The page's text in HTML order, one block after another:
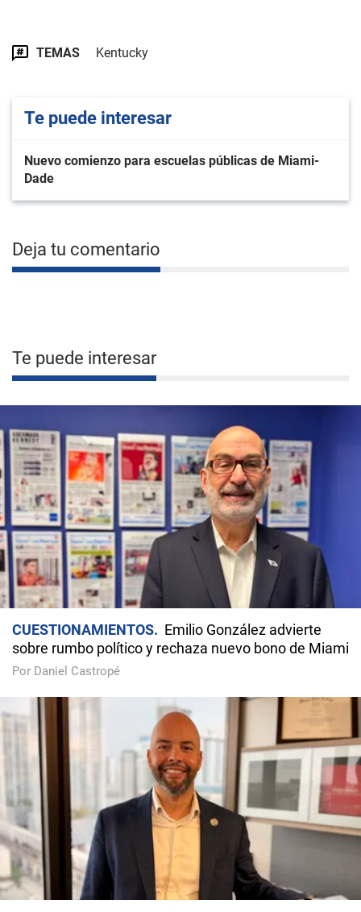
TEMAS Kentucky
Te puede interesar
Nuevo comienzo para escuelas públicas de Miami-
Dade
Deja tu comentario
Te puede interesar
CUESTIONAMIENTOS
Emilio González advierte
sobre rumbo político y rechaza nuevo bono de Miami
Por Daniel Castropé